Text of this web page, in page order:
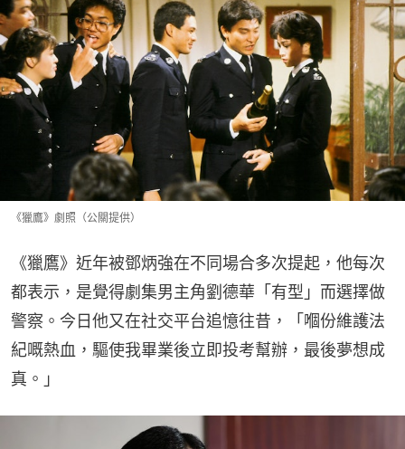
《獵鷹》劇照（公關提供）
《獵鷹》近年被鄧炳強在不同場合多次提起，他每次
都表示，是覺得劇集男主角劉德華「有型」而選擇做
警察。今日他又在社交平台追憶往昔，「嗰份維護法
紀嘅熱血，驅使我畢業後立即投考幫辦，最後夢想成
真。」